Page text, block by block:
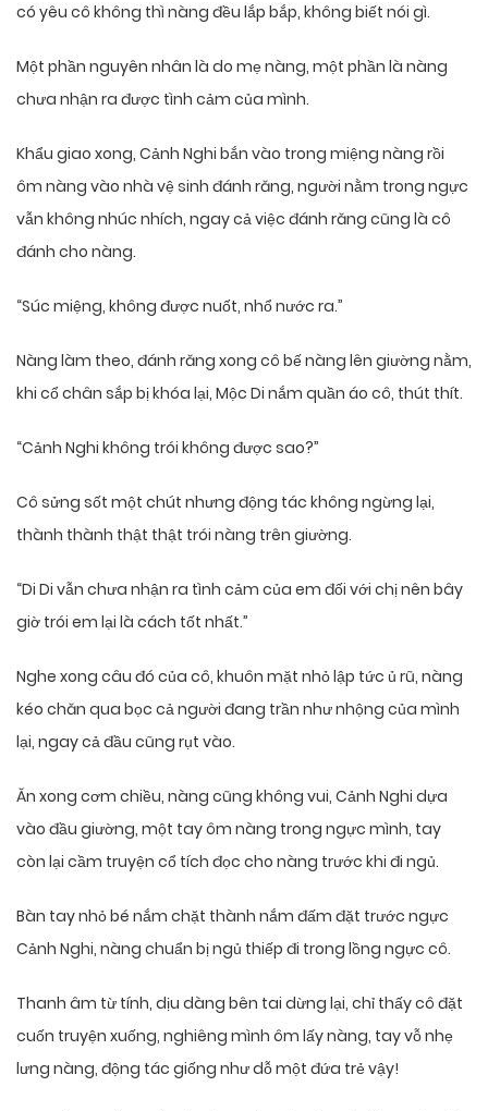
có yêu cô không thì nàng đều lắp bắp, không biết nói gì.
Một phần nguyên nhân là do mẹ nàng, một phần là nàng
chưa nhận ra được tình cảm của mình.
Khẩu giao xong, Cảnh Nghi bắn vào trong miệng nàng rồi
ôm nàng vào nhà vệ sinh đánh răng, người nằm trong ngực
vẫn không nhúc nhích, ngay cả việc đánh răng cũng là cô
đánh cho nàng.
“Súc miệng, không được nuốt, nhổ nước ra.”
Nàng làm theo, đánh răng xong cô bế nàng lên giường nằm,
khi cổ chân sắp bị khóa lại, Mộc Di nắm quần áo cô, thút thít.
“Cảnh Nghi không trói không được sao?”
Cô sửng sốt một chút nhưng động tác không ngừng lại,
thành thành thật thật trói nàng trên giường.
“Di Di vẫn chưa nhận ra tình cảm của em đối với chị nên bây
giờ trói em lại là cách tốt nhất.”
Nghe xong câu đó của cô, khuôn mặt nhỏ lập tức ủ rũ, nàng
kéo chăn qua bọc cả người đang trần như nhộng của mình
lại, ngay cả đầu cũng rụt vào.
Ăn xong cơm chiều, nàng cũng không vui, Cảnh Nghi dựa
vào đầu giường, một tay ôm nàng trong ngực mình, tay
còn lại cầm truyện cổ tích đọc cho nàng trước khi đi ngủ.
Bàn tay nhỏ bé nắm chặt thành nắm đấm đặt trước ngực
Cảnh Nghi, nàng chuẩn bị ngủ thiếp đi trong lồng ngực cô.
Thanh âm từ tính, dịu dàng bên tai dừng lại, chỉ thấy cô đặt
cuốn truyện xuống, nghiêng mình ôm lấy nàng, tay vỗ nhẹ
lưng nàng, động tác giống như dỗ một đứa trẻ vậy!